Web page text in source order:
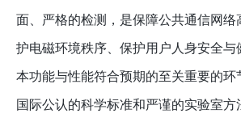
面、严格的检测，是保障公共通信网络
护电磁环境秩序、保护用户人身安全与
本功能与性能符合预期的至关重要的环
国际公认的科学标准和严谨的实验室方